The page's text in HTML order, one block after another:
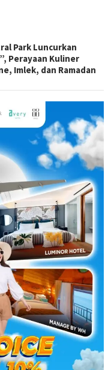
Park Luncurkan
Perayaan Kuliner
Imlek, dan Ramadan